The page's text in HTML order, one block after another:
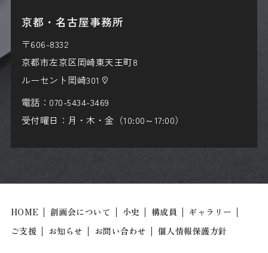
京都・名古屋事務所
〒606-8332
京都市左京区岡崎東天王町8
ルーセント岡崎301
電話： 070-5434-3469
受付曜日：月・木・金（10:00～17:00）
HOME 創画会について 小史 構成員
ギャラリー
ご支援
お知らせ お問い合わせ 個人情報保護方針